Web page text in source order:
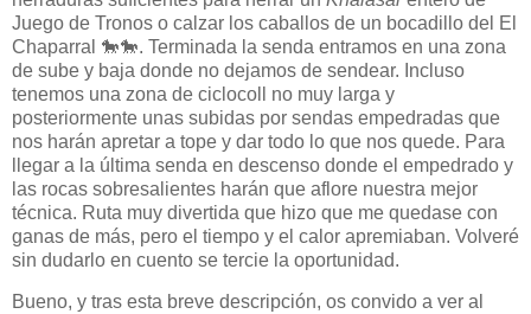
Juego de Tronos o calzar los caballos de un bocadillo del El
Chaparral 🐎🐎. Terminada la senda entramos en una zona
de sube y baja donde no dejamos de sendear. Incluso
tenemos una zona de ciclocoll no muy larga y
posteriormente unas subidas por sendas empedradas que
nos harán apretar a tope y dar todo lo que nos quede. Para
llegar a la última senda en descenso donde el empedrado y
las rocas sobresalientes harán que aflore nuestra mejor
técnica. Ruta muy divertida que hizo que me quedase con
ganas de más, pero el tiempo y el calor apremiaban. Volveré
sin dudarlo en cuento se tercie la oportunidad.
Bueno, y tras esta breve descripción, os convido a ver al